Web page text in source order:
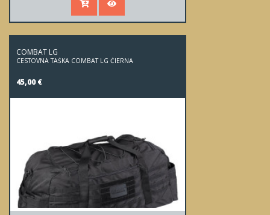
COMBAT LG
CESTOVNÁ TAŠKA COMBAT LG ČIERNA
45,00 €